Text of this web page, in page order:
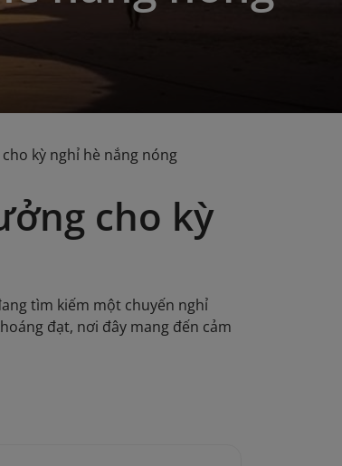
kỳ nghỉ hè nắng nóng
cho kỳ
tìm kiếm một chuyến nghỉ
đạt, nơi đây mang đến cảm